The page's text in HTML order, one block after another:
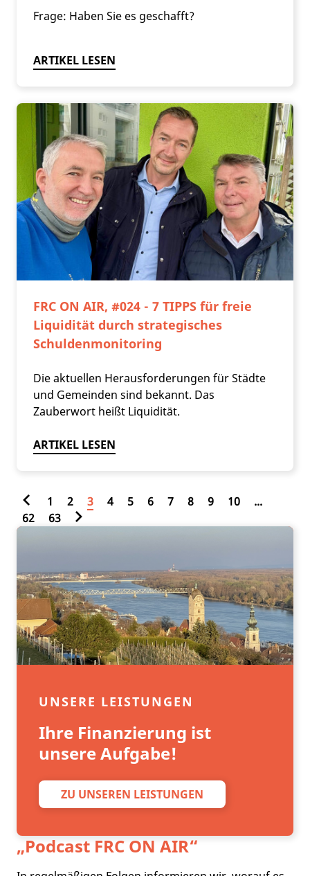
Frage: Haben Sie es geschafft?
ARTIKEL LESEN
FRC ON AIR, #024 - 7 TIPPS für freie
Liquidität durch strategisches
Schuldenmonitoring
Die aktuellen Herausforderungen für Städte
und Gemeinden sind bekannt. Das
Zauberwort heißt Liquidität.
ARTIKEL LESEN
1 2 3 4 5 6 7 8 9 10
...
62
63
UNSERE LEISTUNGEN
Ihre Finanzierung ist
unsere Aufgabe!
ZU UNSEREN LEISTUNGEN
„Podcast FRC ON AIR“